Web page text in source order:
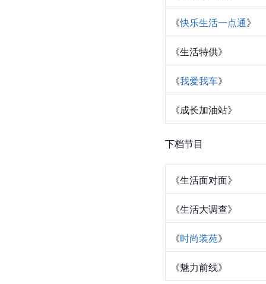
《快乐生活一点通》
《生活特供》
《我爱我车》
《成长加油站》
下档节目
《生活面对面》
《生活大调查》
《时尚装苑》
《魅力前线》